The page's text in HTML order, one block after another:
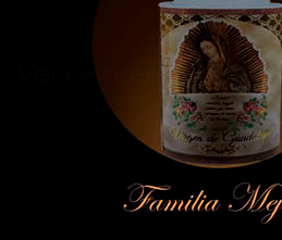
Vela encendida